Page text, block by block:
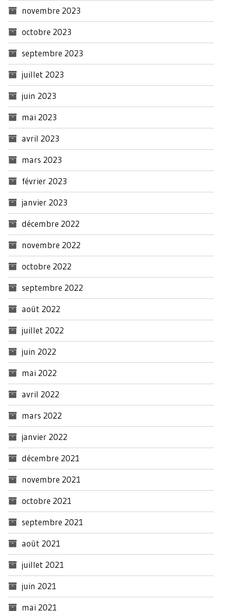
novembre 2023
octobre 2023
septembre 2023
juillet 2023
juin 2023
mai 2023
avril 2023
mars 2023
février 2023
janvier 2023
décembre 2022
novembre 2022
octobre 2022
septembre 2022
août 2022
juillet 2022
juin 2022
mai 2022
avril 2022
mars 2022
janvier 2022
décembre 2021
novembre 2021
octobre 2021
septembre 2021
août 2021
juillet 2021
juin 2021
mai 2021